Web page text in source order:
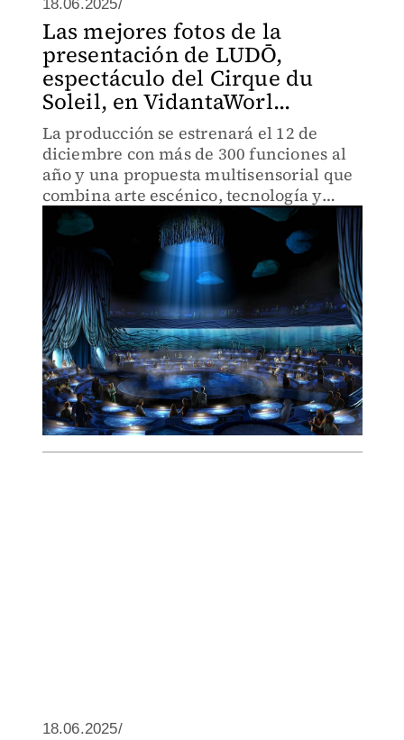
18.06.2025/
Las mejores fotos de la
presentación de LUDŌ,
espectáculo del Cirque du
Soleil, en VidantaWorl...
La producción se estrenará el 12 de
diciembre con más de 300 funciones al
año y una propuesta multisensorial que
combina arte escénico, tecnología y
gastronomía
18.06.2025/